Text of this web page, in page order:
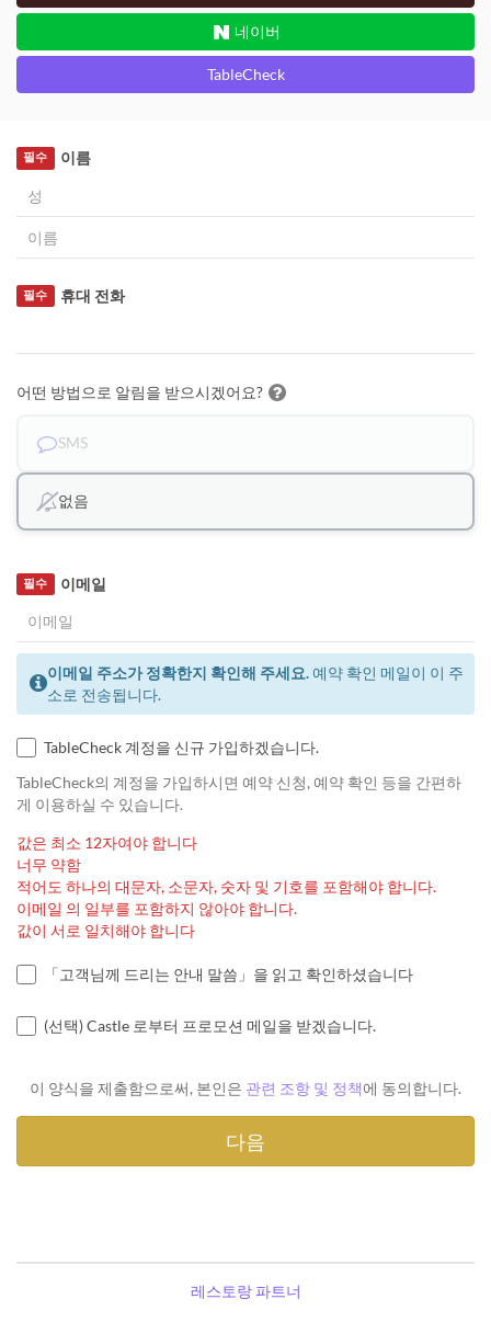
네이버
TableCheck
이름
필수
휴대 전화
필수
어떤 방법으로 알림을 받으시겠어요?
SMS
없음
이메일
필수
이메일 주소가 정확한지 확인해 주세요.예약 확인 메일이 이 주
소로 전송됩니다.
TableCheck 계정을 신규 가입하겠습니다.
TableCheck의 계정을 가입하시면 예약 신청, 예약 확인 등을 간편하
게 이용하실 수 있습니다.
값은 최소 12자여야 합니다
너무 약함
적어도 하나의 대문자, 소문자, 숫자 및 기호를 포함해야 합니다.
이메일 의 일부를 포함하지 않아야 합니다.
값이 서로 일치해야 합니다
「고객님께 드리는 안내 말씀」을 읽고 확인하셨습니다
(선택) Castle 로부터 프로모션 메일을 받겠습니다.
이 양식을 제출함으로써, 본인은 관련 조항 및 정책에 동의합니다.
레스토랑 파트너